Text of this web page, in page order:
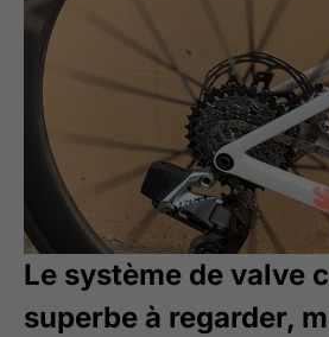
Le système de valve
superbe à regarder,